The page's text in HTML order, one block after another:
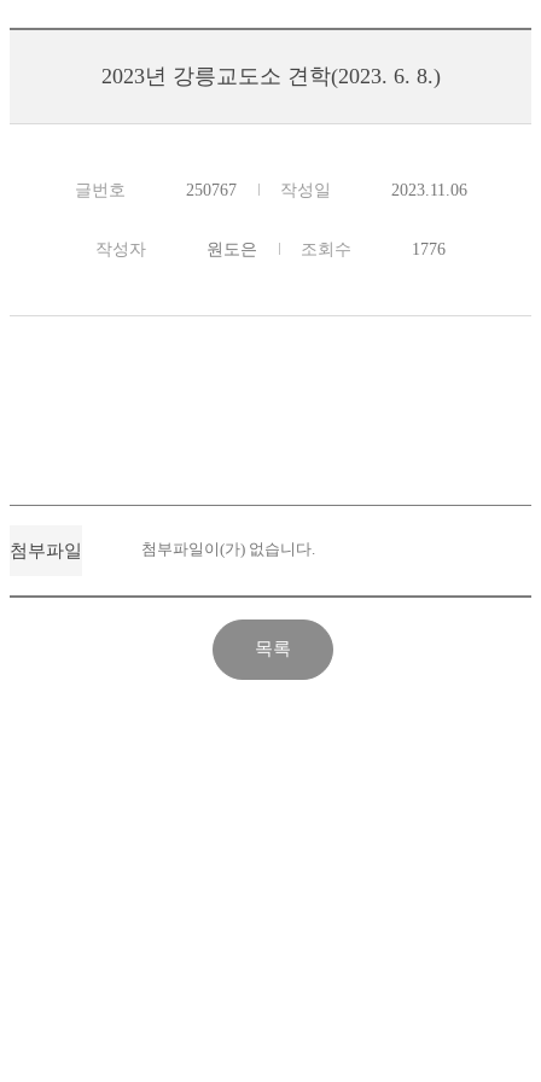
2023년 강릉교도소 견학(2023. 6. 8.)
글번호 250767 작성일 2023.11.06
작성자 원도은 조회수 1776
첨부파일 첨부파일이(가) 없습니다.